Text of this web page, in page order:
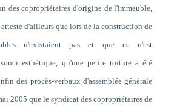
des copropriétaires d'origine de l'immeuble,
d'ailleurs que lors de la construction de
n'existaient pas et que ce n'est
esthétique, qu'une petite toiture a été
des procès-verbaux d'assemblée générale
2005 que le syndicat des copropriétaires de